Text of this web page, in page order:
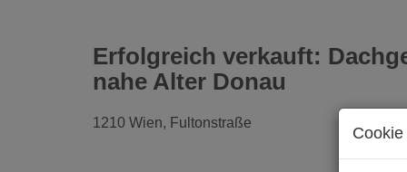
Erfolgreich verkauft:
nahe Alter Donau
1210 Wien, Fultonstraße